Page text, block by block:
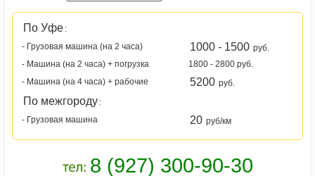
По Уфе :
- Грузовая машина (на 2 часа)
1000 - 1500 руб.
- Машина (на 2 часа) + погрузка
1800 - 2800 руб.
- Машина (на 4 часа) + рабочие
5200 руб.
По межгороду :
- Грузовая машина
20 руб/км